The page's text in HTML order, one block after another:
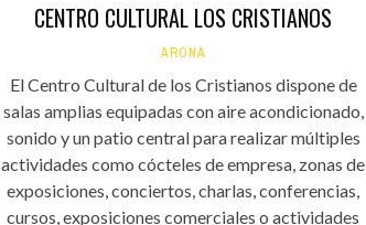
CENTRO CULTURAL LOS CRISTIANOS
ARONA
El Centro Cultural de los Cristianos dispone de
salas amplias equipadas con aire acondicionado,
sonido y un patio central para realizar múltiples
actividades como cócteles de empresa, zonas de
exposiciones, conciertos, charlas, conferencias,
cursos, exposiciones comerciales o actividades